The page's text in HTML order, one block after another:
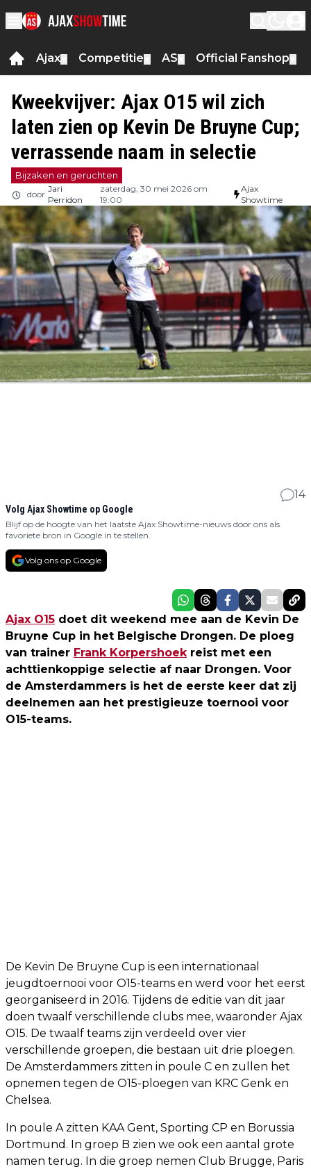
Ajax Competitie AS Official Fanshop
Kweekvijver: Ajax O15 wil zich
laten zien op Kevin De Bruyne Cup;
verrassende naam in selectie
Bijzaken en geruchten
door
Jari
Perridon
zaterdag, 30 mei 2026 om
19:00
Ajax
Showtime
14
Volg Ajax Showtime op Google
Blijf op de hoogte van het laatste Ajax Showtime-nieuws door ons als
favoriete bron in Google in te stellen.
Volg ons op Google
Ajax O15 doet dit weekend mee aan de Kevin De
Bruyne Cup in het Belgische Drongen. De ploeg
van trainer Frank Korpershoekreist met een
achttienkoppige selectie af naar Drongen. Voor
de Amsterdammers is het de eerste keer dat zij
deelnemen aan het prestigieuze toernooi voor
O15-teams.
De Kevin De Bruyne Cup is een internationaal
jeugdtoernooi voor O15-teams en werd voor het eerst
georganiseerd in 2016. Tijdens de editie van dit jaar
doen twaalf verschillende clubs mee, waaronder Ajax
O15. De twaalf teams zijn verdeeld over vier
verschillende groepen, die bestaan uit drie ploegen.
De Amsterdammers zitten in poule C en zullen het
opnemen tegen de O15-ploegen van KRC Genk en
Chelsea.
In poule A zitten KAA Gent, Sporting CP en Borussia
Dortmund. In groep B zien we ook een aantal grote
namen terug. In die groep nemen Club Brugge, Paris